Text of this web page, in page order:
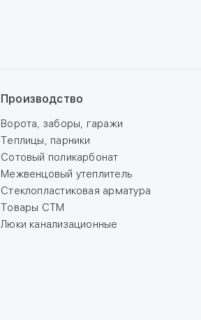
Производство
Ворота, заборы, гаражи
Теплицы, парники
Сотовый поликарбонат
Межвенцовый утеплитель
Стеклопластиковая арматура
Товары СТМ
Люки канализационные